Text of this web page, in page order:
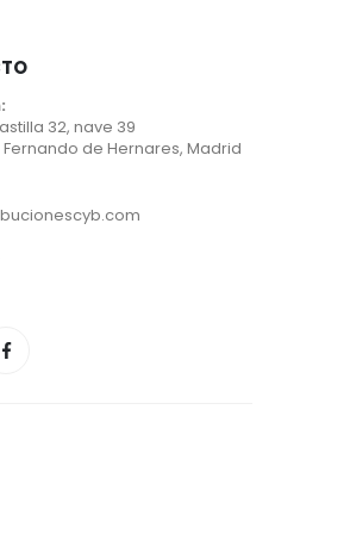
32, nave 39
Fernando de Hernares, Madrid